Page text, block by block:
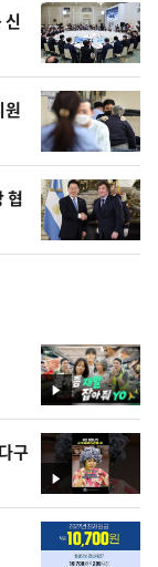
원
협
영
상
영
상
구